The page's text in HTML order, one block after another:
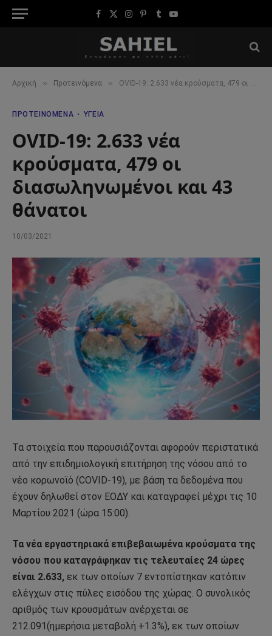
Facebook
X
Instagram
Pinterest
TumblrYouTube
Αρχική » Προτεινόμενα » OVID-19: 2.633 νέα κρούσματα, 479 οι διασωληνωμένοι και 43 θάνατοι
ΠΡΟΤΕΙΝΌΜΕΝΑ ΥΓΕΊΑ
OVID-19: 2.633 νέα
κρούσματα, 479 οι
διασωληνωμένοι και 43
θάνατοι
10/03/2021
Τα στοιχεία που παρουσιάζονται αφορούν περιστατικά
από την επιδημιολογική επιτήρηση της νόσου από το
νέο κορωνοϊό (COVID-19), με βάση τα δεδομένα που
έχουν δηλωθεί στον ΕΟΔΥ και καταγραφεί μέχρι τις 10
Μαρτίου 2021 (ώρα 15:00).
Τα νέα εργαστηριακά επιβεβαιωμένα κρούσματα της
νόσου που καταγράφηκαν τις τελευταίες 24 ώρες
είναι 2.633, εκ των οποίων 7 εντοπίστηκαν κατόπιν
ελέγχων στις πύλες εισόδου της χώρας. Ο συνολικός
αριθμός των κρουσμάτων ανέρχεται σε
212.091(ημερήσια μεταβολή +1.3%), εκ των οποίων